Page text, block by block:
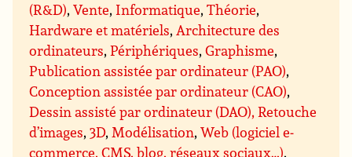
(R&D),Vente, Informatique,Théorie,
Hardware et matériels, Architecture des
ordinateurs,Périphériques,Graphisme,
Publication assistée par ordinateur (PAO),
Conception assistée par ordinateur (CAO),
Dessin assisté par ordinateur (DAO), Retouche
d’images,3D, Modélisation,Web (logiciel e-
commerce, CMS, blog, réseaux sociaux…),